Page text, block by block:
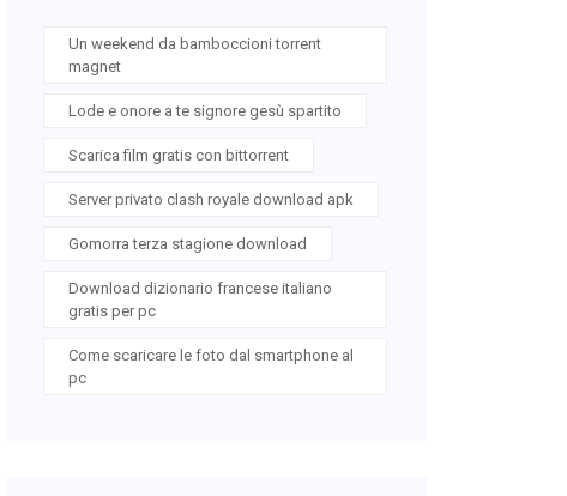
Un weekend da bamboccioni torrent
magnet
Lode e onore a te signore gesù spartito
Scarica film gratis con bittorrent
Server privato clash royale download apk
Gomorra terza stagione download
Download dizionario francese italiano
gratis per pc
Come scaricare le foto dal smartphone al
pc